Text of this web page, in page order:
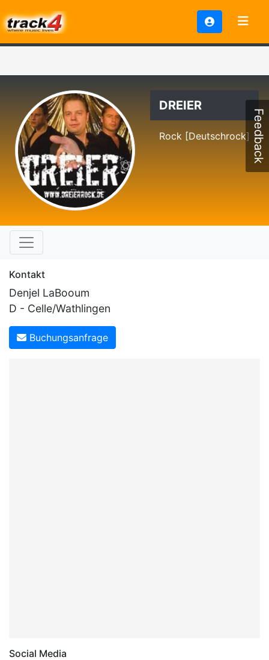
DREIER
Rock [Deutschrock]
Kontakt
Denjel LaBooum
D - Celle/Wathlingen
Buchungsanfrage
Social Media
Feedback